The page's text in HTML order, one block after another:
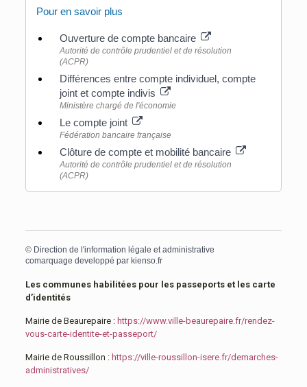
Pour en savoir plus
Ouverture de compte bancaire
Autorité de contrôle prudentiel et de résolution
(ACPR)
Différences entre compte individuel, compte
joint et compte indivis
Ministère chargé de l'économie
Le compte joint
Fédération bancaire française
Clôture de compte et mobilité bancaire
Autorité de contrôle prudentiel et de résolution
(ACPR)
© Direction de l'information légale et administrative
comarquage developpé par kienso.fr
Les communes habilitées pour les passeports et les carte
d’identités
Mairie de Beaurepaire : https://www.ville-beaurepaire.fr/rendez-
vous-carte-identite-et-passeport/
Mairie de Roussillon : https://ville-roussillon-isere.fr/demarches-
administratives/